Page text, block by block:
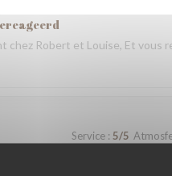
chez Robert et Louise, Et vous
Service: 5/5